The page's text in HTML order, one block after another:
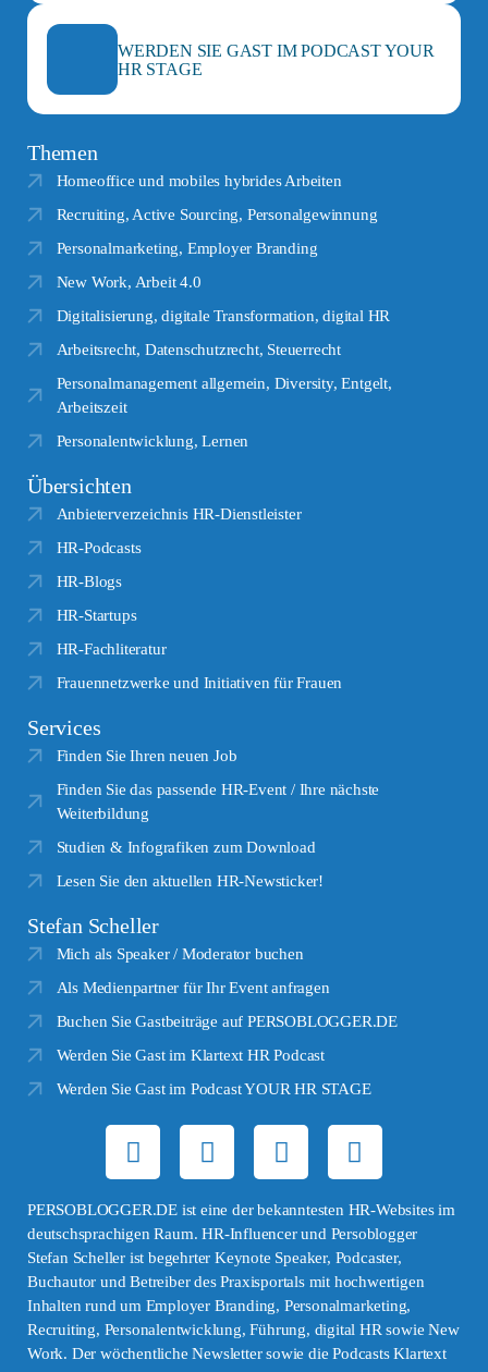
WERDEN SIE GAST IM PODCAST YOUR
HR STAGE
Themen
Homeoffice und mobiles hybrides Arbeiten
Recruiting, Active Sourcing, Personalgewinnung
Personalmarketing, Employer Branding
New Work, Arbeit 4.0
Digitalisierung, digitale Transformation, digital HR
Arbeitsrecht, Datenschutzrecht, Steuerrecht
Personalmanagement allgemein, Diversity, Entgelt,
Arbeitszeit
Personalentwicklung, Lernen
Übersichten
Anbieterverzeichnis HR-Dienstleister
HR-Podcasts
HR-Blogs
HR-Startups
HR-Fachliteratur
Frauennetzwerke und Initiativen für Frauen
Services
Finden Sie Ihren neuen Job
Finden Sie das passende HR-Event / Ihre nächste
Weiterbildung
Studien & Infografiken zum Download
Lesen Sie den aktuellen HR-Newsticker!
Stefan Scheller
Mich als Speaker / Moderator buchen
Als Medienpartner für Ihr Event anfragen
Buchen Sie Gastbeiträge auf PERSOBLOGGER.DE
Werden Sie Gast im Klartext HR Podcast
Werden Sie Gast im Podcast YOUR HR STAGE
PERSOBLOGGER.DE ist eine der bekanntesten HR-Websites im
deutschsprachigen Raum. HR-Influencer und Persoblogger
Stefan Scheller ist begehrter Keynote Speaker, Podcaster,
Buchautor und Betreiber des Praxisportals mit hochwertigen
Inhalten rund um Employer Branding, Personalmarketing,
Recruiting, Personalentwicklung, Führung, digital HR sowie New
Work. Der wöchentliche Newsletter sowie die Podcasts Klartext